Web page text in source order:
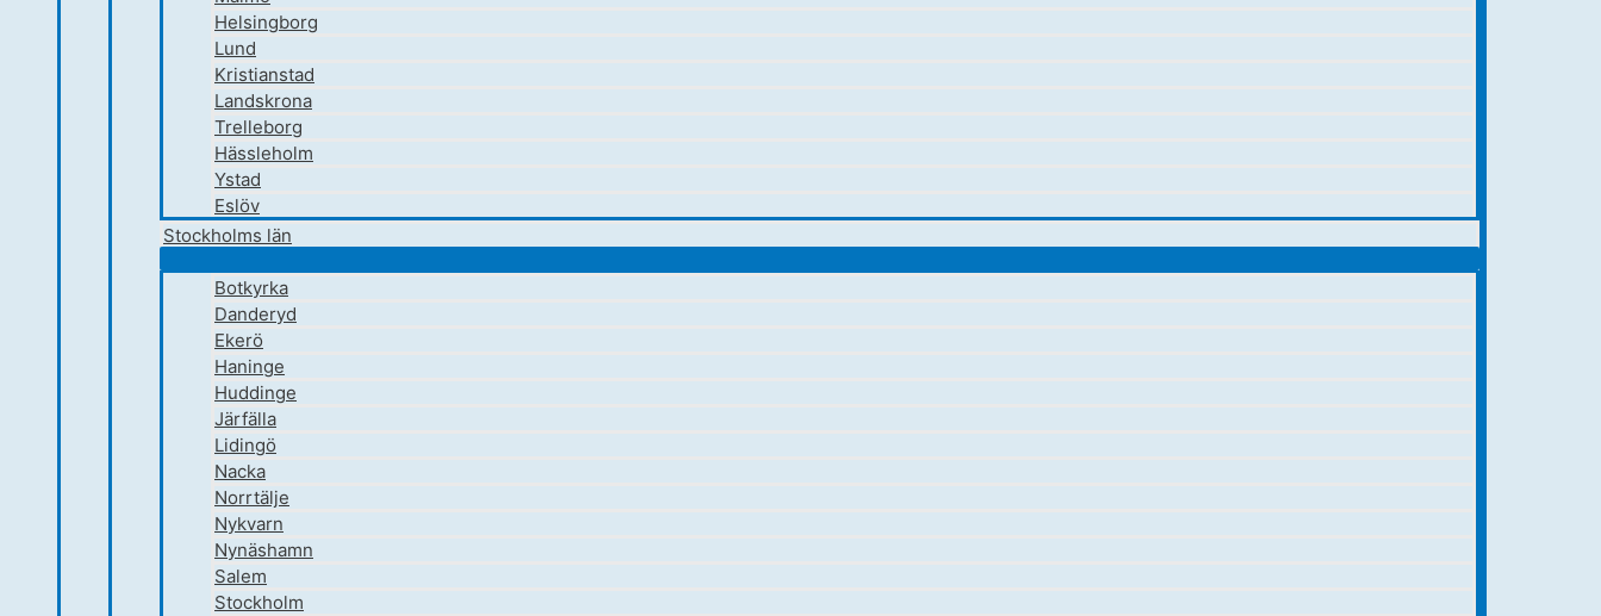
Helsingborg
Lund
Kristianstad
Landskrona
Trelleborg
Hässleholm
Ystad
Eslöv
Stockholms län
Botkyrka
Danderyd
Ekerö
Haninge
Huddinge
Järfälla
Lidingö
Nacka
Norrtälje
Nykvarn
Nynäshamn
Salem
Stockholm